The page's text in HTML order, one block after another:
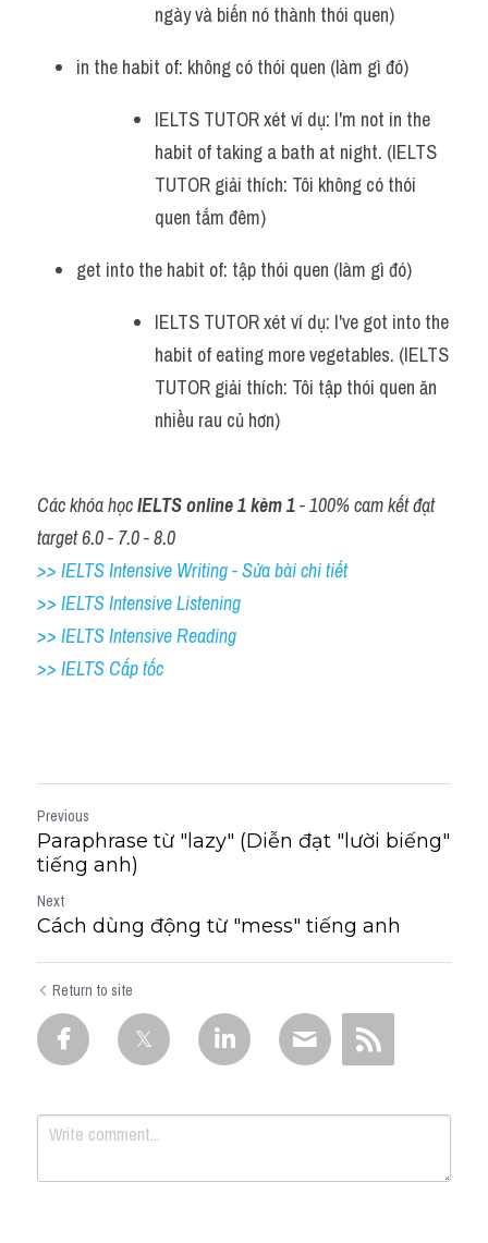
ngày và biến nó thành thói quen)
in the habit of: không có thói quen (làm gì đó)
IELTS TUTOR xét ví dụ: I'm not in the
habit of taking a bath at night. (IELTS
TUTOR giải thích: Tôi không có thói
quen tắm đêm)
get into the habit of: tập thói quen (làm gì đó)
IELTS TUTOR xét ví dụ: I've got into the
habit of eating more vegetables. (IELTS
TUTOR giải thích: Tôi tập thói quen ăn
nhiều rau củ hơn)
Các khóa học IELTS online 1 kèm 1 - 100% cam kết đạt
target 6.0 - 7.0 - 8.0
>> IELTS Intensive Writing - Sửa bài chi tiết
>> IELTS Intensive Listening
>> IELTS Intensive Reading
>> IELTS Cấp tốc
Previous
Paraphrase từ "lazy" (Diễn đạt "lười biếng"
tiếng anh)
Next
Cách dùng động từ "mess" tiếng anh
Return to site